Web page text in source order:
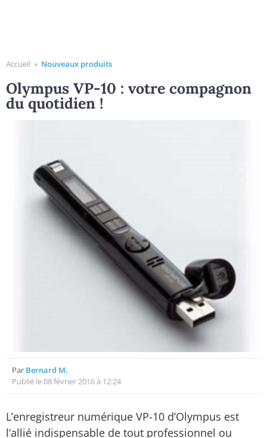
Accueil » Nouveaux produits
Olympus VP-10 : votre compagnon
du quotidien !
Par Bernard M.
Publié le 08 février 2016 à 12:24
L’enregistreur numérique VP-10 d’Olympus est
l’allié indispensable de tout professionnel ou